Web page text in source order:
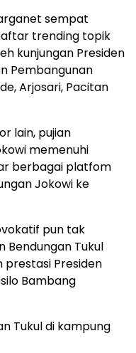
sempat
trending topik
kunjungan Presiden
Pembangunan
Arjosari, Pacitan
lain, pujian
memenuhi
berbagai platfom
Jokowi ke
pun tak
Bendungan Tukul
prestasi Presiden
Bambang
Tukul di kampung